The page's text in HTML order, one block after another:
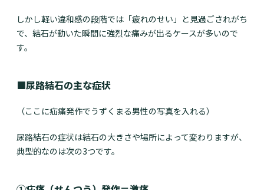
しかし軽い違和感の段階では「疲れのせい」と見過ごされがち
で、結石が動いた瞬間に強烈な痛みが出るケースが多いので
す。
■尿路結石の主な症状
（ここに疝痛発作でうずくまる男性の写真を入れる）
尿路結石の症状は結石の大きさや場所によって変わりますが、
典型的なのは次の3つです。